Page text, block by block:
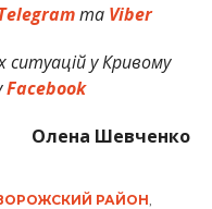
та Viber
ситуацій у Кривому
Facebook
Олена Шевченко
РАЙОН